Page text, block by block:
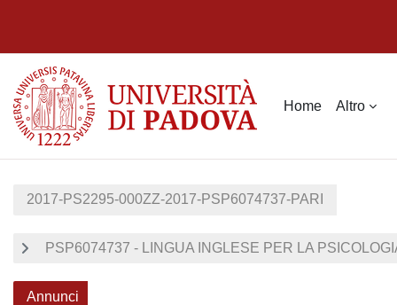
Home Altro
2017-PS2295-000ZZ-2017-PSP6074737-PARI
PSP6074737 - LINGUA INGLESE PER LA
Annunci